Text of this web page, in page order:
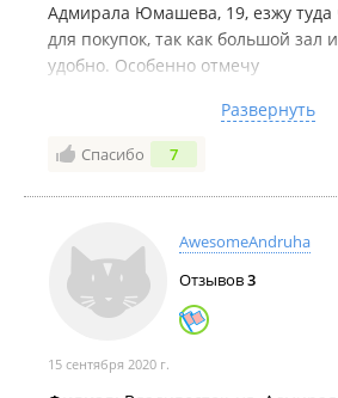
Адмирала Юмашева, 19, езжу туда
для покупок, так как большой зал
удобно. Особенно отмечу
филиала магазина, всегда рады
отсюда и название Помощник). На
улыбаются и рады. Кстати в этот
обращаются все мои друзья и
сэкономить там где это нужно!
Помощника - это кладезь
Недостатки:
Стоит откровенно
раздражает хамство покупателей
магазинов Помощник. Самое
Развернуть
Спасибо 7
AwesomeAndruha
Отзывов3
15 сентября 2020 г.